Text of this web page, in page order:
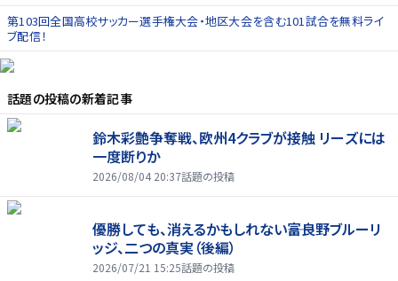
第103回全国高校サッカー選手権大会・地区大会を含む101試合を無料ライ
ブ配信！
話題の投稿の新着記事
鈴木彩艶争奪戦、欧州4クラブが接触 リーズには
一度断りか
2026/08/04 20:37話題の投稿
優勝しても、消えるかもしれない――富良野ブルーリ
ッジ、二つの真実（後編）
2026/07/21 15:25話題の投稿